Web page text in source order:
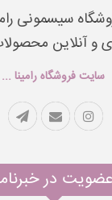
سیسمونی
آنلاین
سایت فروشگاه رامینا ...
عضویت در